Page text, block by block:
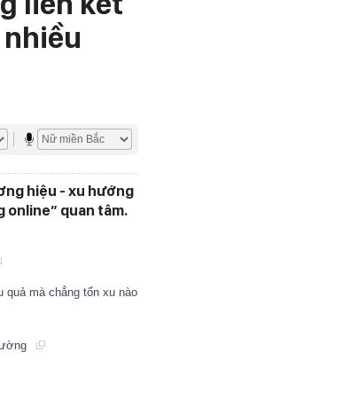
hiệu - xu hướng
quan tâm.
quả mà chẳng tốn xu nào